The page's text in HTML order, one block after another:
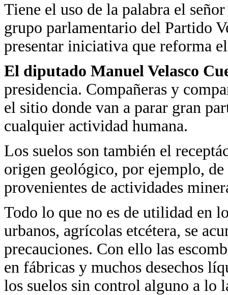
Tiene el uso de la palabra el
grupo parlamentario del Partido
presentar iniciativa que reforma
El diputado Manuel Velasco
presidencia. Compañeras y
el sitio donde van a parar gran
cualquier actividad humana.
Los suelos son también el
origen geológico, por ejemplo, de
provenientes de actividades
Todo lo que no es de utilidad en
urbanos, agrícolas etcétera, se
precauciones. Con ello las
en fábricas y muchos desechos
los suelos sin control alguno a lo